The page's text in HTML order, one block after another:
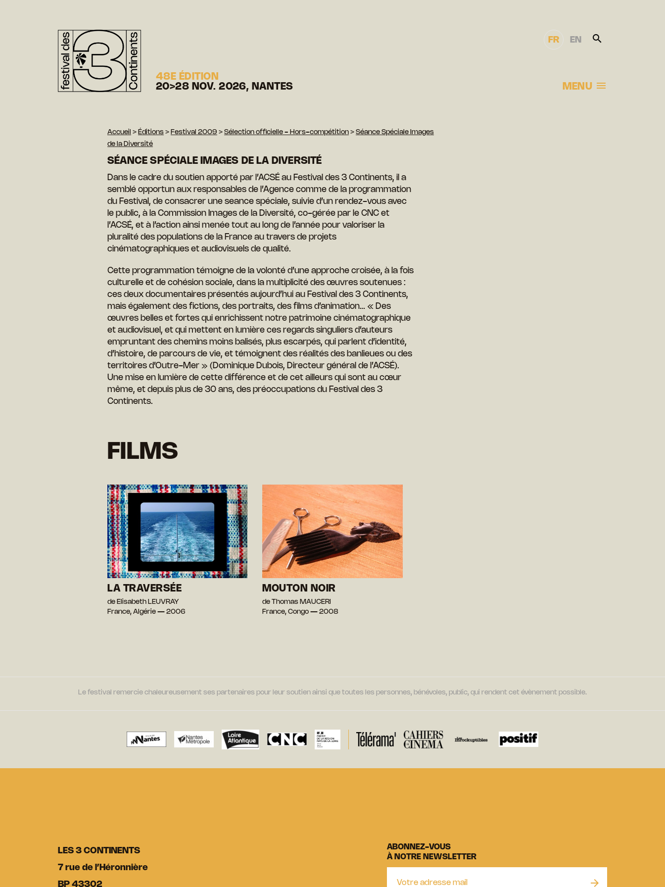
48E ÉDITION
20>28 NOV. 2026, NANTES
FR EN
MENU
Accueil > Éditions > Festival 2009 > Sélection officielle - Hors-compétition > Séance Spéciale Images
de la Diversité
SÉANCE SPÉCIALE IMAGES DE LA DIVERSITÉ
Dans le cadre du soutien apporté par l’ACSÉ au Festival des 3 Continents, il a
semblé opportun aux responsables de l’Agence comme de la programmation
du Festival, de consacrer une seance spéciale, suivie d’un rendez-vous avec
le public, à la Commission Images de la Diversité, co-gérée par le CNC et
l’ACSÉ, et à l’action ainsi menée tout au long de l’année pour valoriser la
pluralité des populations de la France au travers de projets
cinématographiques et audiovisuels de qualité.
Cette programmation témoigne de la volonté d’une approche croisée, à la fois
culturelle et de cohésion sociale, dans la multiplicité des œuvres soutenues :
ces deux documentaires présentés aujourd’hui au Festival des 3 Continents,
mais également des fictions, des portraits, des films d’animation… « Des
œuvres belles et fortes qui enrichissent notre patrimoine cinématographique
et audiovisuel, et qui mettent en lumière ces regards singuliers d’auteurs
empruntant des chemins moins balisés, plus escarpés, qui parlent d’identité,
d’histoire, de parcours de vie, et témoignent des réalités des banlieues ou des
territoires d’Outre-Mer » (Dominique Dubois, Directeur général de l’ACSÉ).
Une mise en lumière de cette différence et de cet ailleurs qui sont au cœur
même, et depuis plus de 30 ans, des préoccupations du Festival des 3
Continents.
FILMS
LA TRAVERSÉE
de Elisabeth LEUVRAY
France, Algérie — 2006
MOUTON NOIR
de Thomas MAUCERI
France, Congo — 2008
Le festival remercie chaleureusement ses partenaires pour leur soutien ainsi que toutes les personnes, bénévoles, public, qui rendent cet évènement possible.
LES 3 CONTINENTS
7 rue de l’Héronnière
BP 43302
ABONNEZ-VOUS
À NOTRE NEWSLETTER